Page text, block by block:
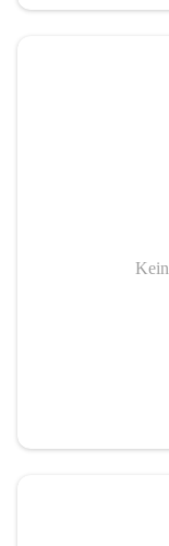
sich in der
bis hin zu
dass jeder